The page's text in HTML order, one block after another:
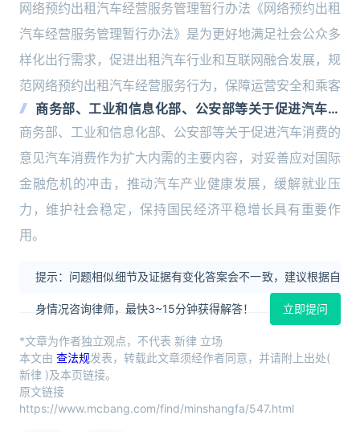
网络预约出租汽车经营服务管理暂行办法《网络预约出租
汽车经营服务管理暂行办法》是为更好地满足社会公众多
样化出行需求，促进出租汽车行业和互联网融合发展，规
范网络预约出租汽车经营服务行为，保障运营安全和乘客
商务部、工业和信息化部、公安部等关于促进汽车消
费的意见
商务部、工业和信息化部、公安部等关于促进汽车消费的
意见汽车消费作为扩大内需的主要内容，对妥善应对国际
金融危机的冲击，推动汽车产业健康发展，缓解就业压
力，维护社会稳定，保持国民经济平稳增长具有重要作
用。
提示：问题相似细节及证据有变化答案会不一致，建议根据自
身情况咨询律师，最快3~15分钟获得解答！ 立即提问
*文章为作者独立观点，不代表 新律 立场
本文由 查法规发表，转载此文章须经作者同意，并请附上出处(
新律 )及本页链接。
原文链接
https://www.mcbang.com/find/minshangfa/547.html